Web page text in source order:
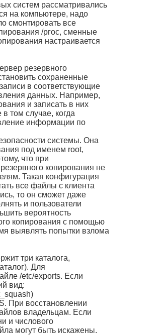
систем рассматривались
на компьютере, надо
смонтировать все
/ргос, сменные
настраивается
резервного
сохраненные
в соответствующие
данных. Например,
и записать в них
том случае, когда
информации по
системы. Она
под именем root,
что при
копирования не
Такая конфигурация
все файлы с клиента
то он сможет даже
и пользователи
вероятность
копирования с помощью
выявлять попытки взлома
три каталога,
Для
/etc/exports. Если
вид:
При восстановлении
владельцам. Если
и числового
могут быть искажены.